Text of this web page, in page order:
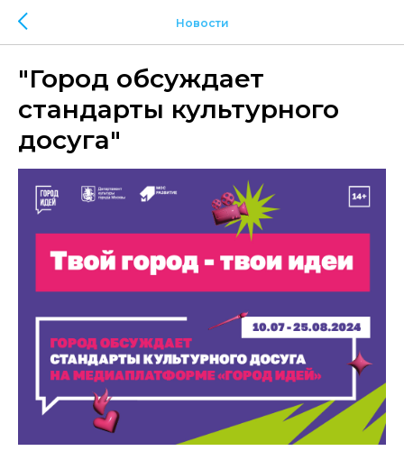
Новости
"Город обсуждает
стандарты культурного
досуга"